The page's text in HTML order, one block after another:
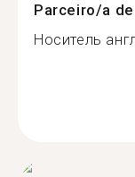
Parceiro/a
Носитель